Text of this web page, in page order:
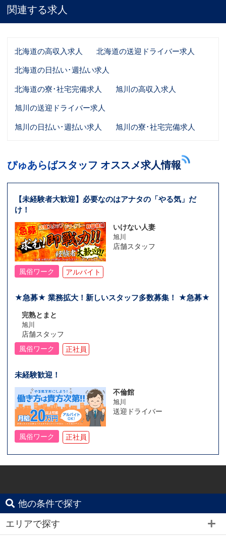
関連する求人
北海道の高収入求人
北海道の送迎ドライバー求人
北海道の日払い･週払い求人
北海道の寮･社宅完備求人
旭川の高収入求人
旭川の送迎ドライバー求人
旭川の日払い･週払い求人
旭川の寮･社宅完備求人
ぴゅあらばスタッフ オススメ求人情報
【未経験者大歓迎】必要なのはアナタの「やる気」だ
け！
いけない人妻
旭川
店舗スタッフ
風俗ワーク アルバイト
★急募★ 業務拡大！新しいスタッフ多数募集！ ★急募★
完熟とまと
旭川
店舗スタッフ
風俗ワーク
正社員
未経験歓迎！
不倫館
旭川
送迎ドライバー
風俗ワーク 正社員
他の条件で探す
エリアで探す